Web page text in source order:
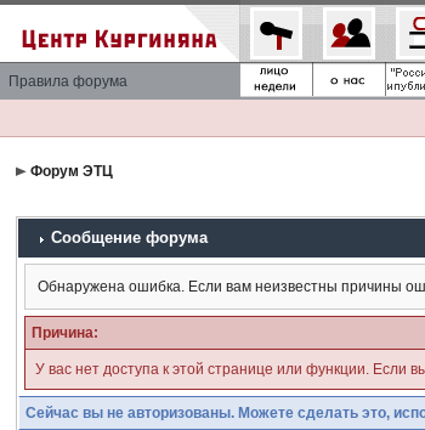
Правила форума
Форум ЭТЦ
Сообщение форума
Обнаружена ошибка. Если вам неизвестны причины
Причина:
У вас нет доступа к этой странице или функции. Если
Сейчас вы не авторизованы. Можете сделать это,